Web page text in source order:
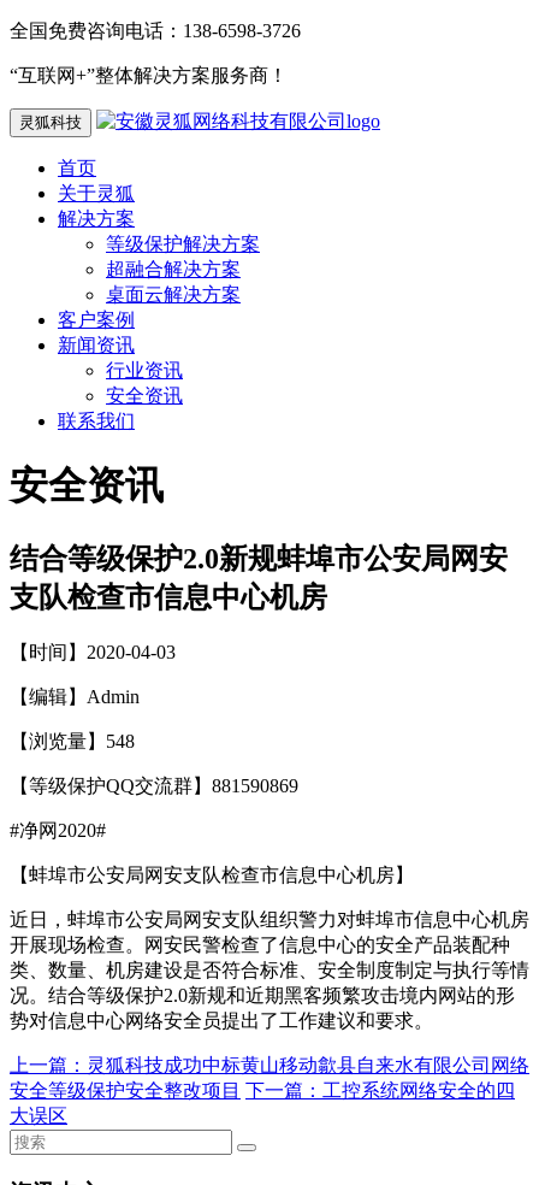
全国免费咨询电话：138-6598-3726
“互联网+”整体解决方案服务商！
灵狐科技
首页
关于灵狐
解决方案
等级保护解决方案
超融合解决方案
桌面云解决方案
客户案例
新闻资讯
行业资讯
安全资讯
联系我们
安全资讯
结合等级保护2.0新规蚌埠市公安局网安
支队检查市信息中心机房
【时间】2020-04-03
【编辑】Admin
【浏览量】 548
【等级保护QQ交流群】881590869
#净网2020#
【蚌埠市公安局网安支队检查市信息中心机房】
近日，蚌埠市公安局网安支队组织警力对蚌埠市信息中心机房
开展现场检查。网安民警检查了信息中心的安全产品装配种
类、数量、机房建设是否符合标准、安全制度制定与执行等情
况。结合等级保护2.0新规和近期黑客频繁攻击境内网站的形
势对信息中心网络安全员提出了工作建议和要求。
上一篇： 灵狐科技成功中标黄山移动歙县自来水有限公司网络
安全等级保护安全整改项目 下一篇： 工控系统网络安全的四
大误区